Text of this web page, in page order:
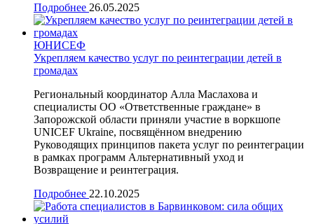
Подробнее 26.05.2025
ЮНИСЕФ
Укрепляем качество услуг по реинтеграции детей в
громадах
Региональный координатор Алла Маслахова и
специалисты ОО «Ответственные граждане» в
Запорожской области приняли участие в воркшопе
UNICEF Ukraine, посвящённом внедрению
Руководящих принципов пакета услуг по реинтеграции
в рамках программ Альтернативный уход и
Возвращение и реинтеграция.
Подробнее 22.10.2025